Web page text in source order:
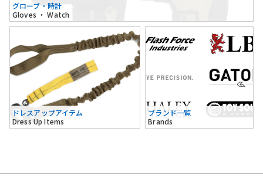
グローブ・時計
Gloves ・ Watch
ドレスアップアイテム
Dress Up Items
ブランド一覧
Brands